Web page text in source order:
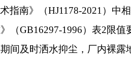
至阿合奇县建筑垃圾填埋场处理，
场处理。运营期燃煤锅炉炉渣暂存